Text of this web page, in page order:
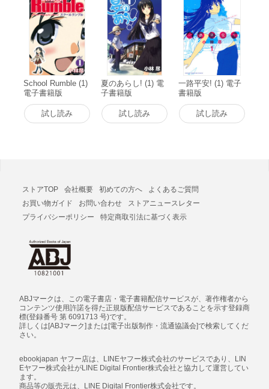
School Rumble (1)
電子書籍版
試し読み
夏のあらし! (1) 電
子書籍版
試し読み
一路平安! (1) 電子
書籍版
試し読み
ストアTOP 会社概要 初めての方へ
よくあるご質問
お買い物ガイド
お問い合わせ
ストアニュースレター
プライバシーポリシー
特定商取引法に基づく表示
ABJマークは、この電子書店・電子書籍配信サービスが、著作権者から
コンテンツ使用許諾を得た正規版配信サービスであることを示す登録商
標(登録番号 第 6091713 号)です。
詳しくは[ABJマーク]または[電子出版制作・流通協議会]で検索してくだ
さい。
ebookjapan ヤフー店は、LINEヤフー株式会社のサービスであり、LIN
Eヤフー株式会社がLINE Digital Frontier株式会社と協力して運営してい
ます。
商品等の販売元は、LINE Digital Frontier株式会社です。